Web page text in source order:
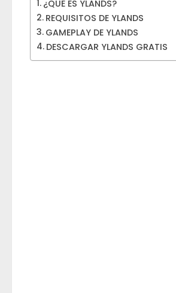
¿QUE ES YLANDS?
REQUISITOS DE YLANDS
GAMEPLAY DE YLANDS
DESCARGAR YLANDS GRATIS